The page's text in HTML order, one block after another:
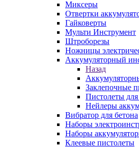
Миксеры
Отвертки
Гайковерты
Мульти Инструмент
Штроборезы
Ножницы
Аккумуляторный
Назад
Заклепочные
Пистолеты для
Нейлеры
Вибратор для бетона
Наборы
Наборы
Клеевые пистолеты